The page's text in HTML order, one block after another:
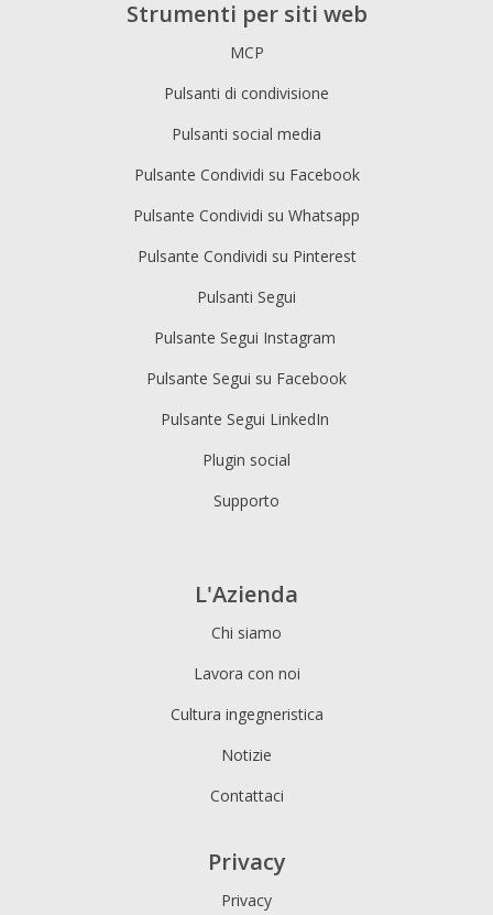
Strumenti per siti web
MCP
Pulsanti di condivisione
Pulsanti social media
Pulsante Condividi su Facebook
Pulsante Condividi su Whatsapp
Pulsante Condividi su Pinterest
Pulsanti Segui
Pulsante Segui Instagram
Pulsante Segui su Facebook
Pulsante Segui LinkedIn
Plugin social
Supporto
L'Azienda
Chi siamo
Lavora con noi
Cultura ingegneristica
Notizie
Contattaci
Privacy
Privacy